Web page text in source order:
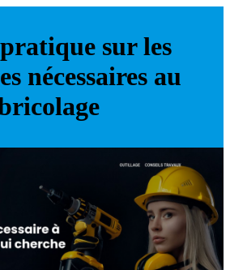
sur les
nécessaires au